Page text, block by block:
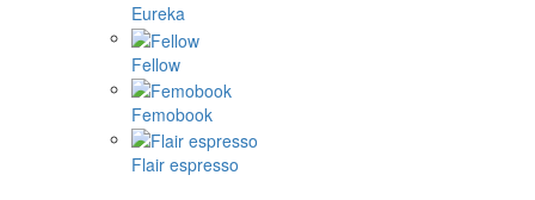
Eureka
Fellow
Femobook
Flair espresso